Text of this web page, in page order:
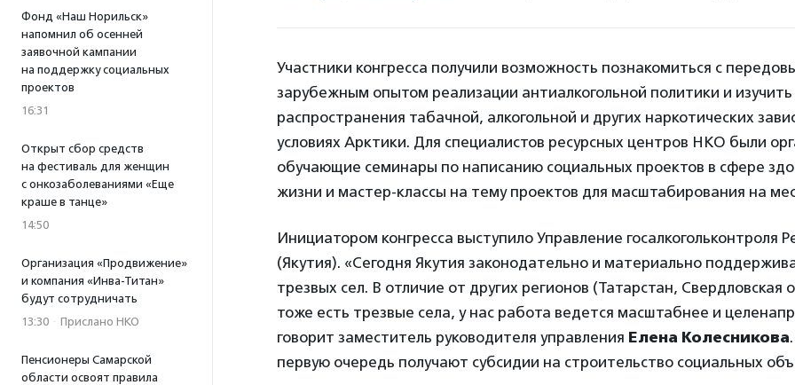
Фонд «Наш Норильск»
напомнил об осенней
заявочной кампании
на поддержку социальных
проектов
16:31
Открыт сбор средств
на фестиваль для женщин
с онкозаболеваниями «Еще
краше в танце»
14:50
Организация «Продвижение»
и компания «Инва-Титан»
будут сотрудничать
13:30 · Прислано НКО
Пенсионеры Самарской
области освоят правила
Участники конгресса получили возможность познакомиться с
зарубежным опытом реализации антиалкогольной политики и
распространения табачной, алкогольной и других наркотических
условиях Арктики. Для специалистов ресурсных центров НКО были
обучающие семинары по написанию социальных проектов в сфере
жизни и мастер-классы на тему проектов для масштабирования на
Инициатором конгресса выступило Управление госалкогольконтроля
(Якутия). «Сегодня Якутия законодательно и материально
трезвых сел. В отличие от других регионов (Татарстан, Свердловская
тоже есть трезвые села, у нас работа ведется масштабнее и
говорит заместитель руководителя управления Елена Колесникова
первую очередь получают субсидии на строительство социальных